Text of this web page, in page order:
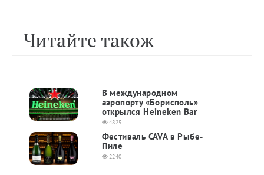
Читайте також
В международном
аэропорту «Борисполь»
открылся Heineken Bar
4825
Фестиваль CAVA в Рыбе-
Пиле
2240